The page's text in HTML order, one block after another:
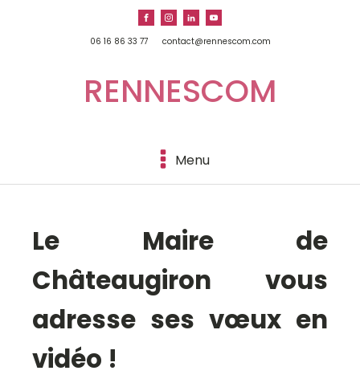
06 16 86 33 77 contact@rennescom.com
RENNESCOM
Menu
Le Maire de
Châteaugiron vous
adresse ses vœux en
vidéo !